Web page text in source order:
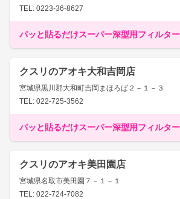
TEL: 0223-36-8627
パッと貼るだけスーパー深型用フィルタ
クスリのアオキ大和吉岡店
宮城県黒川郡大和町吉岡まほろば２－１－３
TEL: 022-725-3562
パッと貼るだけスーパー深型用フィルタ
クスリのアオキ美田園店
宮城県名取市美田園７－１－１
TEL: 022-724-7082